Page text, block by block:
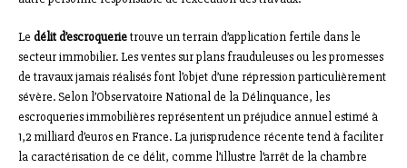
Le délit d’escroquerietrouve un terrain d’application fertile dans le
secteur immobilier. Les ventes sur plans frauduleuses ou les promesses
de travaux jamais réalisés font l’objet d’une répression particulièrement
sévère. Selon l’Observatoire National de la Délinquance, les
escroqueries immobilières représentent un préjudice annuel estimé à
1,2 milliard d’euros en France. La jurisprudence récente tend à faciliter
la caractérisation de ce délit, comme l’illustre l’arrêt de la chambre